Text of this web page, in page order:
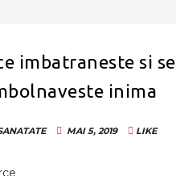
imbatraneste si se
inima
MAI 5, 2019 LIKE